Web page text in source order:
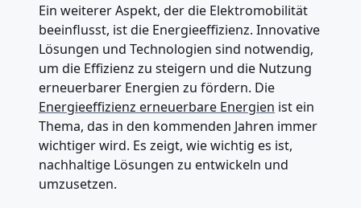
Ein weiterer Aspekt, der die Elektromobilität
beeinflusst, ist die Energieeffizienz. Innovative
Lösungen und Technologien sind notwendig,
um die Effizienz zu steigern und die Nutzung
erneuerbarer Energien zu fördern. Die
Energieeffizienz erneuerbare Energien ist ein
Thema, das in den kommenden Jahren immer
wichtiger wird. Es zeigt, wie wichtig es ist,
nachhaltige Lösungen zu entwickeln und
umzusetzen.